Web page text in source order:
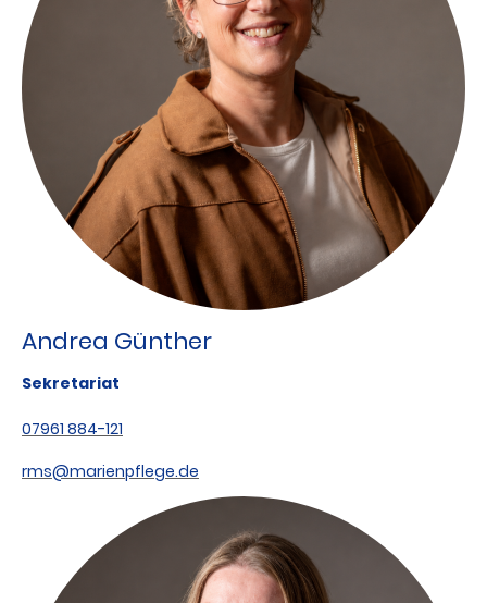
Andrea Günther
Sekretariat
07961 884-121
rms@marienpflege.de